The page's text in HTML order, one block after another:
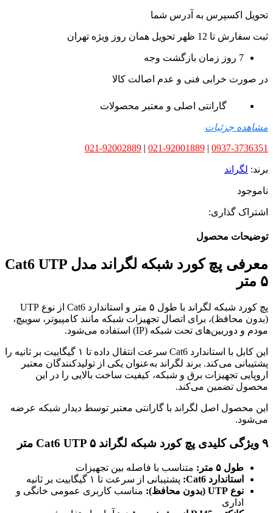
تحویل اکسپرس به آدرس شما
ثبت سفارش تا 12 ظهر تحویل همان روز ویژه تهران
7 روز زمان بازگشت وجه
در صورت خرابی فنی و عدم اصالت کالا
گارانتی اصلی و معتبر محصولات
مشاهده جزئیات
0937-3736351
|
021-92001889
|
021-92002889
برند: لگراند
ناموجود
اشتراک گذاری:
توضیحات محصول
معرفی پچ کورد شبکه لگراند مدل Cat6 UTP
۵ متر
پچ کورد شبکه لگراند با طول ۵ متر و استاندارد Cat6 از نوع UTP
(بدون محافظ)، برای اتصال تجهیزات شبکه مانند کامپیوتر، سوییچ،
مودم و دوربین‌های تحت شبکه (IP) استفاده می‌شود.
این کابل با استاندارد Cat6 سرعت انتقال داده تا ۱ گیگابیت بر ثانیه را
پشتیبانی می‌کند. برند لگراند به‌عنوان یکی از تولیدکنندگان معتبر
اروپایی تجهیزات برق و شبکه، کیفیت ساخت بالایی را در این
محصول تضمین می‌کند.
این محصول اصل لگراند با گارانتی معتبر توسط دیدار شبکه عرضه
می‌شود.
۹ ویژگی کلیدی پچ کورد شبکه لگراند Cat6 UTP ۵ متر
طول ۵ متر:
متناسب با فاصله بین تجهیزات
استاندارد Cat6:
پشتیبانی از سرعت تا ۱ گیگابیت بر ثانیه
نوع UTP (بدون محافظ):
مناسب کاربری عمومی خانگی و
اداری